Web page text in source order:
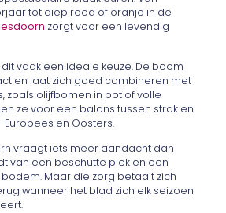
tot diep rood of oranje in de
zorgt voor een levendig
vaak een ideale keuze. De boom
en laat zich goed combineren met
zoals olijfbomen in pot of volle
ze voor een balans tussen strak en
Europees en Oosters.
vraagt iets meer aandacht dan
van een beschutte plek en een
Maar die zorg betaalt zich
wanneer het blad zich elk seizoen